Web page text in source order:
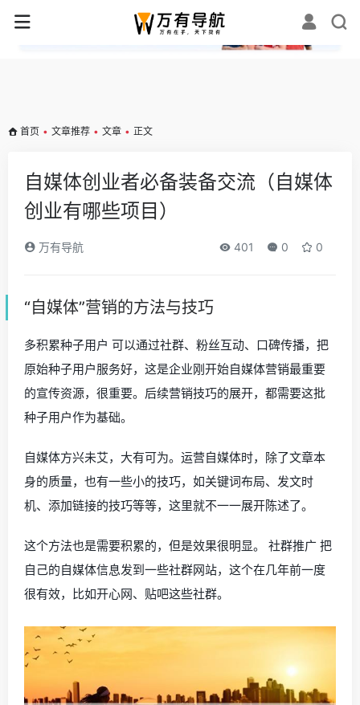
✕
首页 • 文章推荐 • 文章 • 正文
自媒体创业者必备装备交流（自媒体
创业有哪些项目）
万有导航 401 0 0
“自媒体”营销的方法与技巧
多积累种子用户 可以通过社群、粉丝互动、口碑传播，把
原始种子用户服务好，这是企业刚开始自媒体营销最重要
的宣传资源，很重要。后续营销技巧的展开，都需要这批
种子用户作为基础。
自媒体方兴未艾，大有可为。运营自媒体时，除了文章本
身的质量，也有一些小的技巧，如关键词布局、发文时
机、添加链接的技巧等等，这里就不一一展开陈述了。
这个方法也是需要积累的，但是效果很明显。 社群推广 把
自己的自媒体信息发到一些社群网站，这个在几年前一度
很有效，比如开心网、贴吧这些社群。